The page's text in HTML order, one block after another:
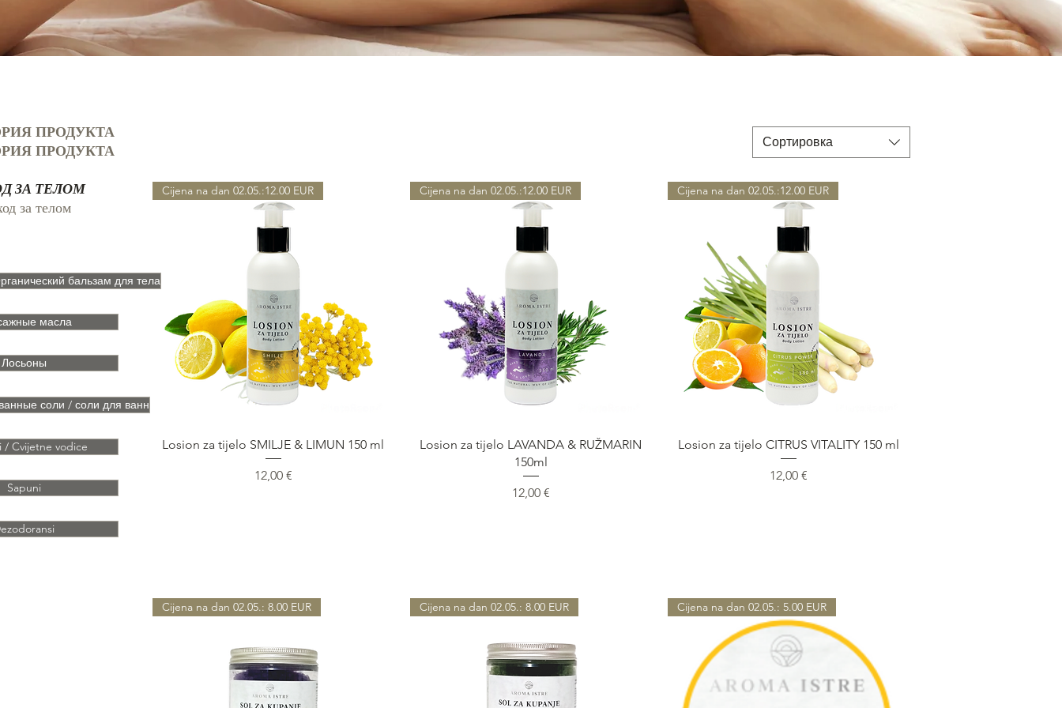
ПРОДУКТА
ПРОДУКТА
ЗА ТЕЛОМ
за телом
бальзам для тела
масла
Лосьоны
соли / соли для ванн
/ Cvijetne vodice
Sapuni
Сортировка
Быстрый просмотр
Cijena na dan 02.05.:12.00 EUR
Losion za tijelo SMILJE & LIMUN 150 ml
Цена
12,00 €
Быстрый просмотр
Cijena na dan 02.05.:12.00 EUR
Losion za tijelo LAVANDA & RUŽMARIN
150ml
Цена
12,00 €
Быстрый просмотр
Cijena na dan 02.05.:12.00 EUR
Losion za tijelo CITRUS VITALITY 150 ml
Цена
12,00 €
Cijena na dan 02.05.: 8.00 EUR Cijena na dan 02.05.: 8.00 EUR Cijena na dan 02.05.: 5.00 EUR